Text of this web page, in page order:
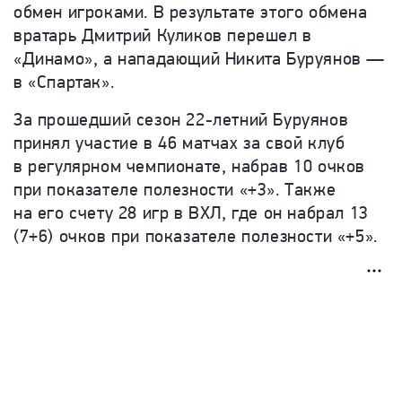
обмен игроками. В результате этого обмена
вратарь Дмитрий Куликов перешел в
«Динамо», а нападающий Никита Буруянов —
в «Спартак».
За прошедший сезон 22-летний Буруянов
принял участие в 46 матчах за свой клуб
в регулярном чемпионате, набрав 10 очков
при показателе полезности «+3». Также
на его счету 28 игр в ВХЛ, где он набрал 13
(7+6) очков при показателе полезности «+5».